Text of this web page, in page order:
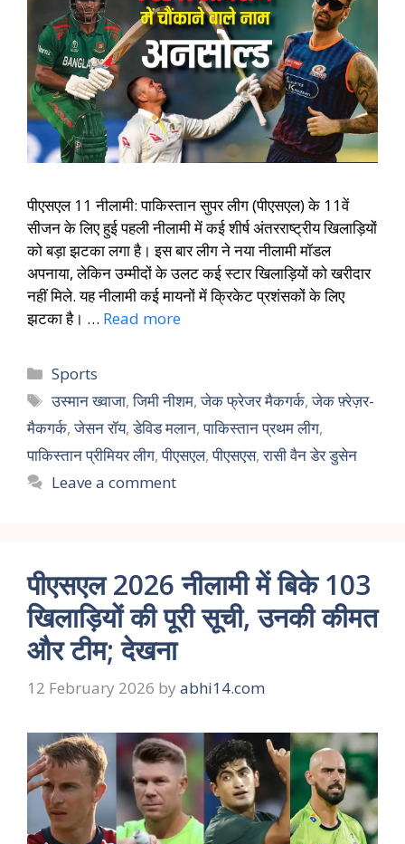
पीएसएल 11 नीलामी: पाकिस्तान सुपर लीग (पीएसएल) के 11वें
सीजन के लिए हुई पहली नीलामी में कई शीर्ष अंतरराष्ट्रीय खिलाड़ियों
को बड़ा झटका लगा है। इस बार लीग ने नया नीलामी मॉडल
अपनाया, लेकिन उम्मीदों के उलट कई स्टार खिलाड़ियों को खरीदार
नहीं मिले. यह नीलामी कई मायनों में क्रिकेट प्रशंसकों के लिए
झटका है। … Read more
Sports
उस्मान ख्वाजा,जिमी नीशम,जेक फ्रेजर मैकगर्क,जेक फ़्रेज़र-
मैकगर्क,जेसन रॉय,डेविड मलान,पाकिस्तान प्रथम लीग,
पाकिस्तान प्रीमियर लीग,पीएसएल,पीएसएस,रासी वैन डेर डुसेन
Leave a comment
पीएसएल 2026 नीलामी में बिके 103
खिलाड़ियों की पूरी सूची, उनकी कीमत
और टीम; देखना
12 February 2026 by abhi14.com